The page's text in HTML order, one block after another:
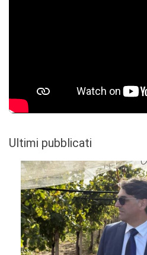
Ultimi pubblicati